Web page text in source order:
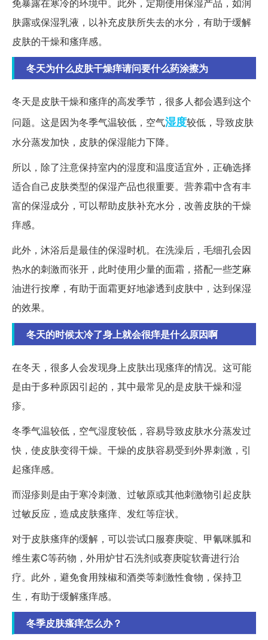
免暴露在寒冷的环境中。此外，定期使用保湿产品，如润
肤露或保湿乳液，以补充皮肤所失去的水分，有助于缓解
皮肤的干燥和瘙痒感。
冬天为什么皮肤干燥痒请问要什么药涂擦为
冬天是皮肤干燥和瘙痒的高发季节，很多人都会遇到这个
问题。这是因为冬季气温较低，空气湿度较低，导致皮肤
水分蒸发加快，皮肤的保湿能力下降。
所以，除了注意保持室内的湿度和温度适宜外，正确选择
适合自己皮肤类型的保湿产品也很重要。营养霜中含有丰
富的保湿成分，可以帮助皮肤补充水分，改善皮肤的干燥
痒感。
此外，沐浴后是最佳的保湿时机。在洗澡后，毛细孔会因
热水的刺激而张开，此时使用少量的面霜，搭配一些芝麻
油进行按摩，有助于面霜更好地渗透到皮肤中，达到保湿
的效果。
冬天的时候太冷了身上就会很痒是什么原因啊
在冬天，很多人会发现身上皮肤出现瘙痒的情况。这可能
是由于多种原因引起的，其中最常见的是皮肤干燥和湿
疹。
冬季气温较低，空气湿度较低，容易导致皮肤水分蒸发过
快，使皮肤变得干燥。干燥的皮肤容易受到外界刺激，引
起瘙痒感。
而湿疹则是由于寒冷刺激、过敏原或其他刺激物引起皮肤
过敏反应，造成皮肤瘙痒、发红等症状。
对于皮肤瘙痒的缓解，可以尝试口服赛庚啶、甲氰咪胍和
维生素C等药物，外用炉甘石洗剂或赛庚啶软膏进行治
疗。此外，避免食用辣椒和酒类等刺激性食物，保持卫
生，有助于缓解瘙痒感。
冬季皮肤瘙痒怎么办？